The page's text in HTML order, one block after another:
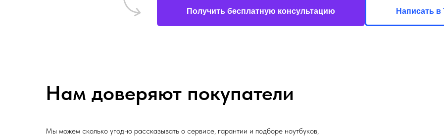
Получить бесплатную консультацию Написать в
Нам доверяют покупатели
Мы можем сколько угодно рассказывать о сервисе, гарантии и подборе ноутбуков,